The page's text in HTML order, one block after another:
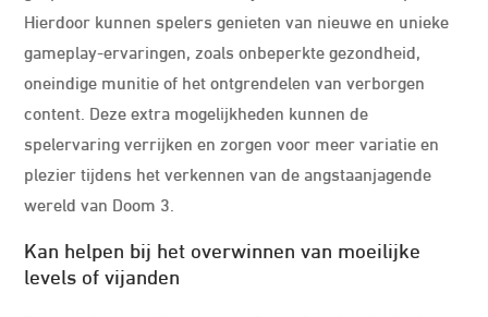
Hierdoor kunnen spelers genieten van nieuwe en unieke
gameplay-ervaringen, zoals onbeperkte gezondheid,
oneindige munitie of het ontgrendelen van verborgen
content. Deze extra mogelijkheden kunnen de
spelervaring verrijken en zorgen voor meer variatie en
plezier tijdens het verkennen van de angstaanjagende
wereld van Doom 3.
Kan helpen bij het overwinnen van moeilijke
levels of vijanden